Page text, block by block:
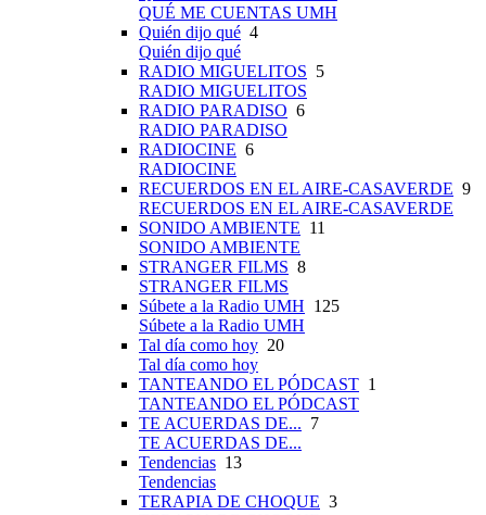
QUÉ ME CUENTAS UMH
Quién dijo qué 4
Quién dijo qué
RADIO MIGUELITOS 5
RADIO MIGUELITOS
RADIO PARADISO 6
RADIO PARADISO
RADIOCINE 6
RADIOCINE
RECUERDOS EN EL AIRE-CASAVERDE 9
RECUERDOS EN EL AIRE-CASAVERDE
SONIDO AMBIENTE 11
SONIDO AMBIENTE
STRANGER FILMS 8
STRANGER FILMS
Súbete a la Radio UMH 125
Súbete a la Radio UMH
Tal día como hoy 20
Tal día como hoy
TANTEANDO EL PÓDCAST 1
TANTEANDO EL PÓDCAST
TE ACUERDAS DE... 7
TE ACUERDAS DE...
Tendencias 13
Tendencias
TERAPIA DE CHOQUE 3